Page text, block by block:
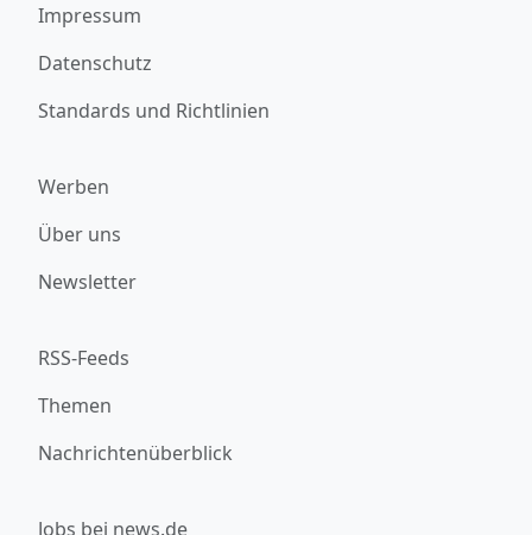
Impressum
Datenschutz
Standards und Richtlinien
Werben
Über uns
Newsletter
RSS-Feeds
Themen
Nachrichtenüberblick
Jobs bei news.de